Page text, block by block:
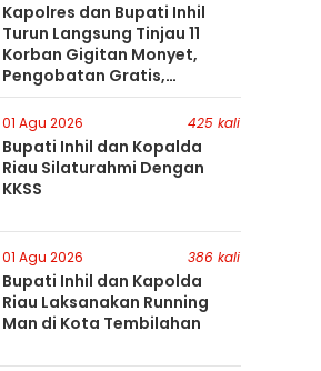
Kapolres dan Bupati Inhil
Turun Langsung Tinjau 11
Korban Gigitan Monyet,
Pengobatan Gratis,
Perburuan Terus Berlanjut
01 Agu 2026 425 kali
Bupati Inhil dan Kopalda
Riau Silaturahmi Dengan
KKSS
01 Agu 2026 386 kali
Bupati Inhil dan Kapolda
Riau Laksanakan Running
Man di Kota Tembilahan